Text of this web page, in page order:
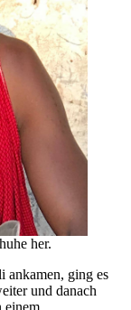
her.
ankamen, ging es
und danach
einem